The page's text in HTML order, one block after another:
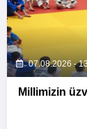
07.08.2026 -
Millimizin